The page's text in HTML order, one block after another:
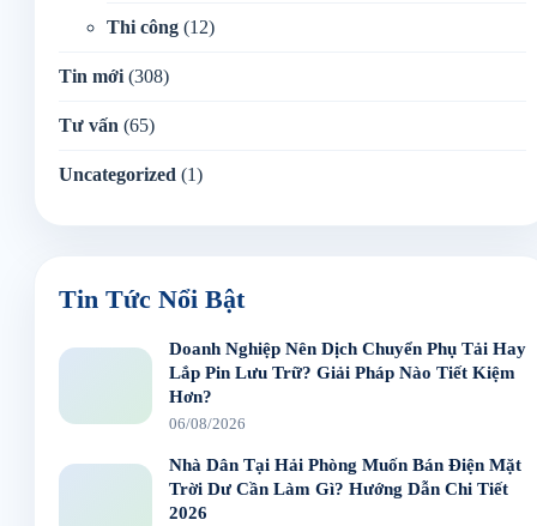
Thi công (12)
Tin mới (308)
Tư vấn (65)
Uncategorized (1)
Tin Tức Nổi Bật
Doanh Nghiệp Nên Dịch Chuyển Phụ Tải Hay
Lắp Pin Lưu Trữ? Giải Pháp Nào Tiết Kiệm
Hơn?
06/08/2026
Nhà Dân Tại Hải Phòng Muốn Bán Điện Mặt
Trời Dư Cần Làm Gì? Hướng Dẫn Chi Tiết
2026